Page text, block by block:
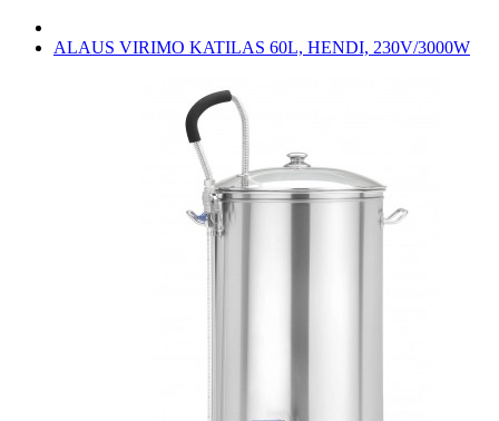
ALAUS VIRIMO KATILAS 60L, HENDI, 230V/3000W